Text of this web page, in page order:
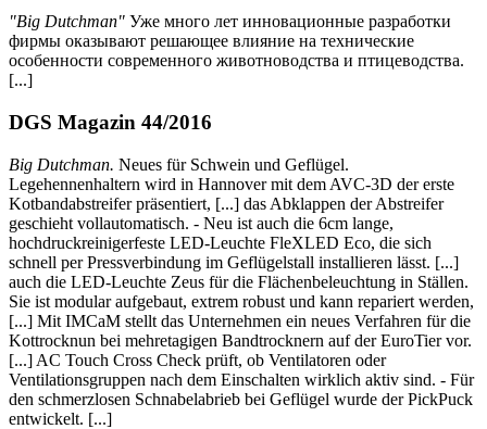
"Big Dutchman" Уже много лет инновационные разработки
фирмы оказывают решающее влияние на технические
особенности современного животноводства и птицеводства.
[...]
DGS Magazin 44/2016
Big Dutchman. Neues für Schwein und Geflügel.
Legehennenhaltern wird in Hannover mit dem AVC-3D der erste
Kotbandabstreifer präsentiert, [...] das Abklappen der Abstreifer
geschieht vollautomatisch. - Neu ist auch die 6cm lange,
hochdruckreinigerfeste LED-Leuchte FleXLED Eco, die sich
schnell per Pressverbindung im Geflügelstall installieren lässt. [...]
auch die LED-Leuchte Zeus für die Flächenbeleuchtung in Ställen.
Sie ist modular aufgebaut, extrem robust und kann repariert werden,
[...] Mit IMCaM stellt das Unternehmen ein neues Verfahren für die
Kottrocknun bei mehretagigen Bandtrocknern auf der EuroTier vor.
[...] AC Touch Cross Check prüft, ob Ventilatoren oder
Ventilationsgruppen nach dem Einschalten wirklich aktiv sind. - Für
den schmerzlosen Schnabelabrieb bei Geflügel wurde der PickPuck
entwickelt. [...]